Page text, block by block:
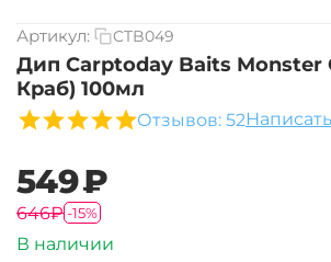
Артикул: CTB049
Дип Carptoday Baits Monster
Краб) 100мл
Отзывов: 52
‍549‍₽
‍646‍₽-15%
В наличии